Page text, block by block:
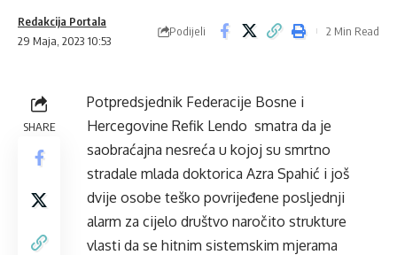
29 Maja, 2023 10:53
Redakcija Portala
Podijeli 2 Min Read
SHARE
Potpredsjednik Federacije Bosne i
Hercegovine Refik Lendo smatra da je
saobraćajna nesreća u kojoj su smrtno
stradale mlada doktorica Azra Spahić i još
dvije osobe teško povrijeđene posljednji
alarm za cijelo društvo naročito strukture
vlasti da se hitnim sistemskim mjerama